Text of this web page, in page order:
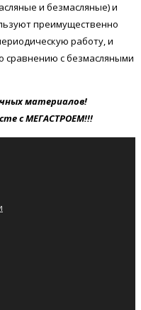
и безмасляные) и
преимущественно
работу, и
сравнению с безмасляными
материалов!
с МЕГАСТРОЕМ!!!